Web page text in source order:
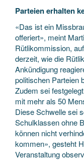
Parteien erhalten
«Das ist ein
offeriert», meint
Rütlikommission,
derzeit, wie die
Ankündigung
politischen Parteien
Zudem sei
mit mehr als 50
Diese Schwelle sei
Schulklassen ohne
können nicht
kommen», gesteht
Veranstaltung